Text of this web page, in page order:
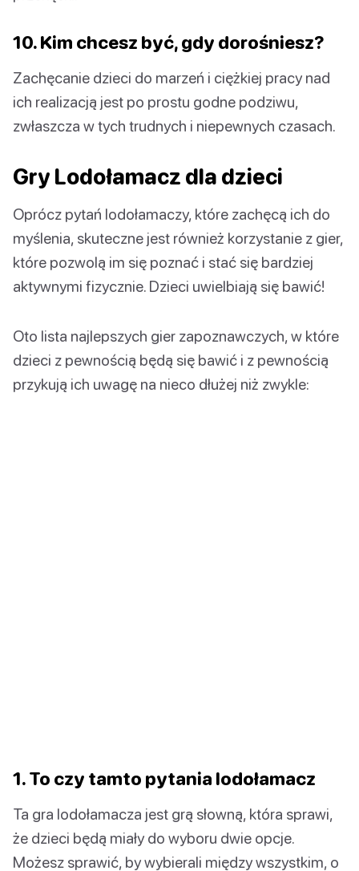
10. Kim chcesz być, gdy dorośniesz?
Zachęcanie dzieci do marzeń i ciężkiej pracy nad
ich realizacją jest po prostu godne podziwu,
zwłaszcza w tych trudnych i niepewnych czasach.
Gry Lodołamacz dla dzieci
Oprócz pytań lodołamaczy, które zachęcą ich do
myślenia, skuteczne jest również korzystanie z gier,
które pozwolą im się poznać i stać się bardziej
aktywnymi fizycznie. Dzieci uwielbiają się bawić!
Oto lista najlepszych gier zapoznawczych, w które
dzieci z pewnością będą się bawić i z pewnością
przykują ich uwagę na nieco dłużej niż zwykle:
1. To czy tamto pytania lodołamacz
Ta gra lodołamacza jest grą słowną, która sprawi,
że dzieci będą miały do wyboru dwie opcje.
Możesz sprawić, by wybierali między wszystkim, o